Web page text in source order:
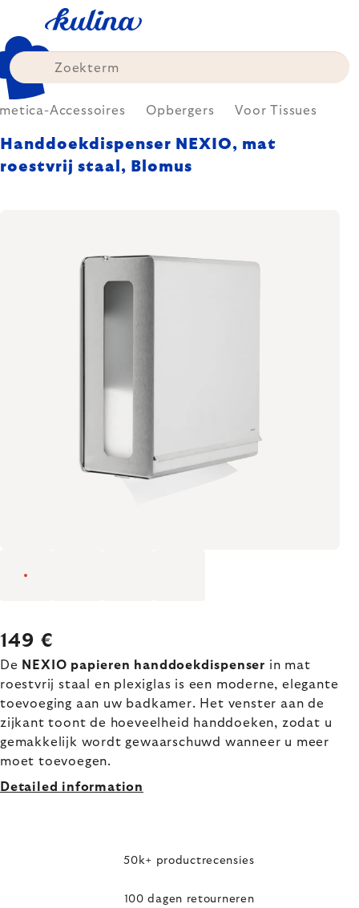
content
Accessoires Opbergers Voor Tissues
Handdoekdispenser NEXIO, mat
roestvrij staal, Blomus
149 €
De NEXIO papieren handdoekdispenser in mat
roestvrij staal en plexiglas is een moderne, elegante
toevoeging aan uw badkamer. Het venster aan de
zijkant toont de hoeveelheid handdoeken, zodat u
gemakkelijk wordt gewaarschuwd wanneer u meer
moet toevoegen.
Detailed information
50k+ productrecensies
100 dagen retourneren